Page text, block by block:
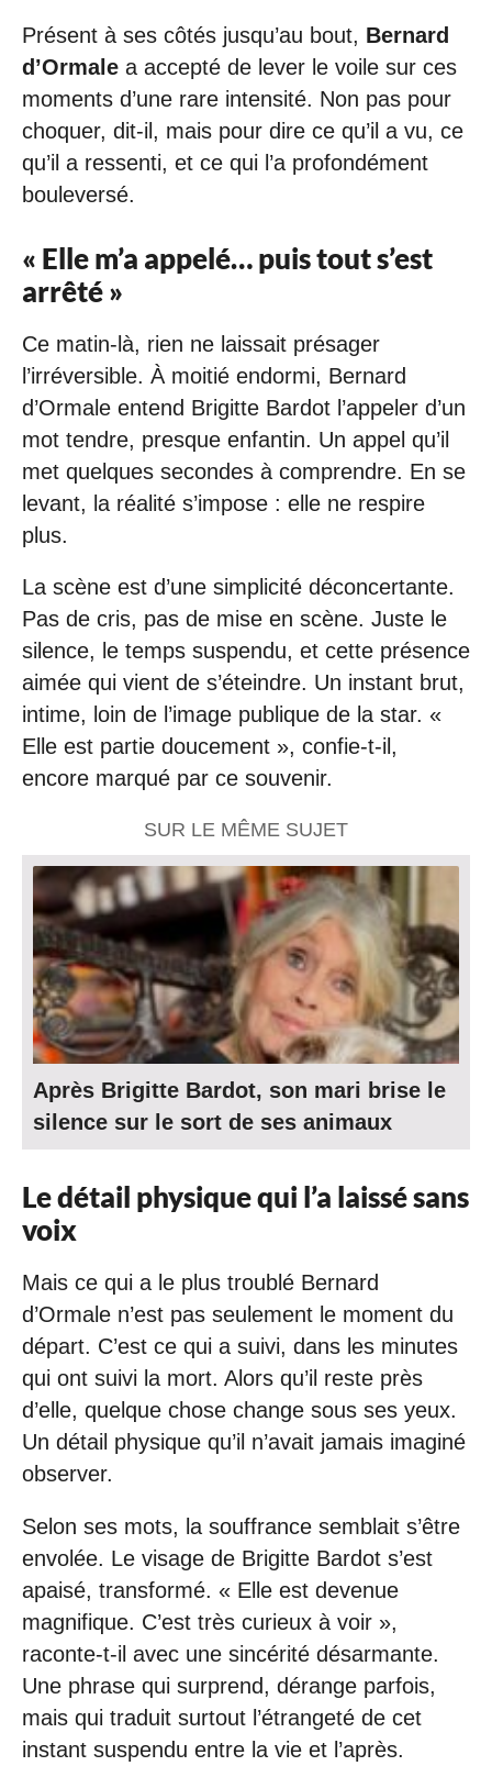
Présent à ses côtés jusqu’au bout, Bernard
d’Ormale a accepté de lever le voile sur ces
moments d’une rare intensité. Non pas pour
choquer, dit-il, mais pour dire ce qu’il a vu, ce
qu’il a ressenti, et ce qui l’a profondément
bouleversé.
« Elle m’a appelé… puis tout s’est
arrêté »
Ce matin-là, rien ne laissait présager
l’irréversible. À moitié endormi, Bernard
d’Ormale entend Brigitte Bardot l’appeler d’un
mot tendre, presque enfantin. Un appel qu’il
met quelques secondes à comprendre. En se
levant, la réalité s’impose : elle ne respire
plus.
La scène est d’une simplicité déconcertante.
Pas de cris, pas de mise en scène. Juste le
silence, le temps suspendu, et cette présence
aimée qui vient de s’éteindre. Un instant brut,
intime, loin de l’image publique de la star. «
Elle est partie doucement », confie-t-il,
encore marqué par ce souvenir.
SUR LE MÊME SUJET
Après Brigitte Bardot, son mari brise le
silence sur le sort de ses animaux
Le détail physique qui l’a laissé sans
voix
Mais ce qui a le plus troublé Bernard
d’Ormale n’est pas seulement le moment du
départ. C’est ce qui a suivi, dans les minutes
qui ont suivi la mort. Alors qu’il reste près
d’elle, quelque chose change sous ses yeux.
Un détail physique qu’il n’avait jamais imaginé
observer.
Selon ses mots, la souffrance semblait s’être
envolée. Le visage de Brigitte Bardot s’est
apaisé, transformé. « Elle est devenue
magnifique. C’est très curieux à voir »,
raconte-t-il avec une sincérité désarmante.
Une phrase qui surprend, dérange parfois,
mais qui traduit surtout l’étrangeté de cet
instant suspendu entre la vie et l’après.